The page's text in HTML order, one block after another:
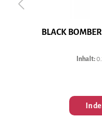
BLACK
Inhalt:
In